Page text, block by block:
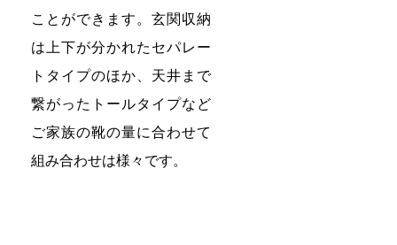
ことができます。玄関収納
は上下が分かれたセパレー
トタイプのほか、天井まで
繋がったトールタイプなど
ご家族の靴の量に合わせて
組み合わせは様々です。